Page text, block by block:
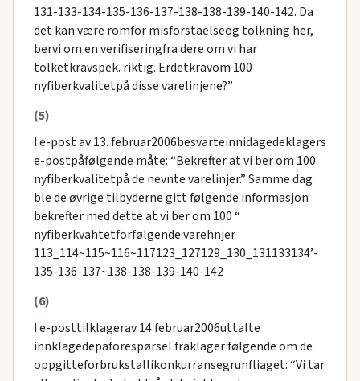
131-133-134-135-136-137-138-138-139-140-142. Da
det kan være romfor misforstaelseog tolkning her,
bervi om en verifiseringfra dere om vi har
tolketkravspek. riktig. Erdetkravom 100
nyfiberkvalitetpå disse varelinjene?”
(5)
I e-post av 13. februar2006besvarteinnidagedeklagers
e-postpåfølgende måte: “Bekrefter at vi ber om 100
nyfiberkvalitetpå de nevnte varelinjer.” Samme dag
ble de øvrige tilbyderne gitt følgende informasjon
bekrefter med dette at vi ber om 100 “
nyfiberkvahtetforfølgende varehnjer
113_114~115~116~117123_127129_130_131133134’-
135-136-137~138-138-139-140-142
(6)
I e-posttilklagerav 14 februar2006uttalte
innklagedepaforespørsel fraklager følgende om de
oppgitteforbrukstallikonkurransegrunfliaget: “Vi tar